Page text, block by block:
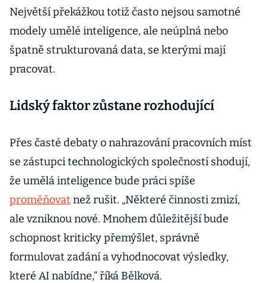
Největší překážkou totiž často nejsou samotné
modely umělé inteligence, ale neúplná nebo
špatně strukturovaná data, se kterými mají
pracovat.
Lidský faktor zůstane rozhodující
Přes časté debaty o nahrazování pracovních míst
se zástupci technologických společností shodují,
že umělá inteligence bude práci spíše
proměňovat než rušit. „Některé činnosti zmizí,
ale vzniknou nové. Mnohem důležitější bude
schopnost kriticky přemýšlet, správně
formulovat zadání a vyhodnocovat výsledky,
které AI nabídne,“ říká Bělková.